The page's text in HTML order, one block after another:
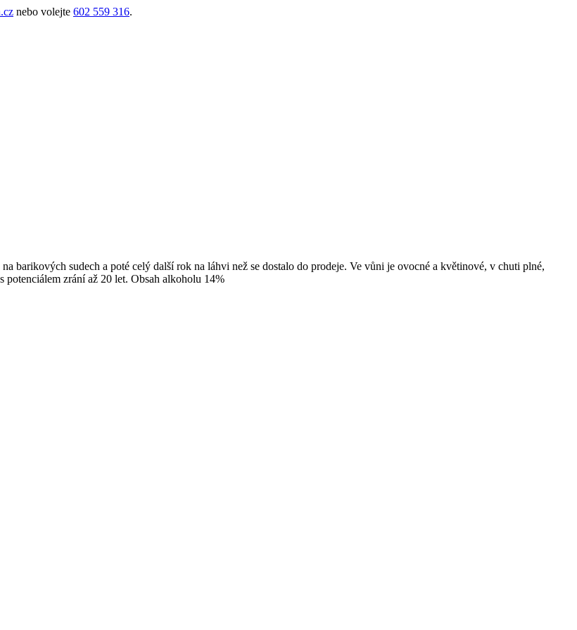
nebo volejte 602 559 316.
barikových sudech a poté celý další rok na láhvi než se dostalo do prodeje. Ve vůni je ovocné a květinové, v chuti plné,
potenciálem zrání až 20 let. Obsah alkoholu 14%